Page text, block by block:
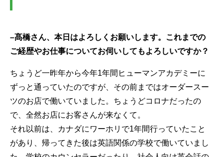
–髙橋さん、本日はよろしくお願いします。これまでの
ご経歴やお仕事についてお伺いしてもよろしいですか？
ちょうど一昨年から今年1年間ヒューマンアカデミーに
ずっと通っていたのですが、その前まではオーダースー
ツのお店で働いていました。ちょうどコロナだったの
で、全然お店にお客さんが来なくて。
それ以前は、カナダにワーホリで1年間行っていたこと
があり、帰ってきた後は英語関係の学校で働いていまし